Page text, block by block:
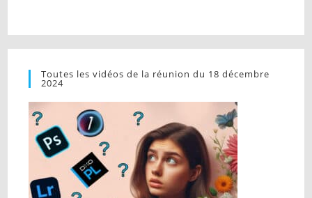
Toutes les vidéos de la réunion du 18 décembre
2024